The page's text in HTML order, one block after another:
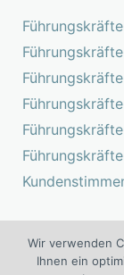
Suchen
nach:
Wir verwenden
Ihnen ein